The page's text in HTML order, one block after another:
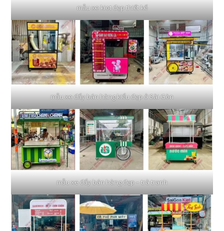
mẫu xe kiot đẹp thiết kế
mẫu xe đẩy bán hàng kiểu đẹp ở Sài Gòn
mẫu xe đẩy bán hàng đẹp – trà tranh